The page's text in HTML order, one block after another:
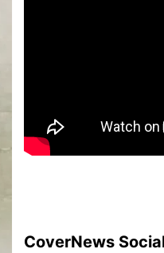
CoverNews